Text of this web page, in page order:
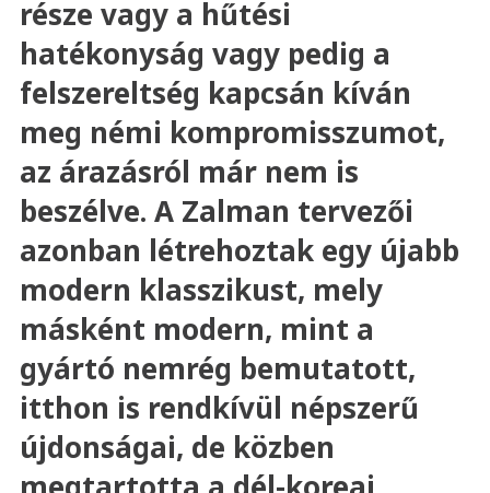
része vagy a hűtési
hatékonyság vagy pedig a
felszereltség kapcsán kíván
meg némi kompromisszumot,
az árazásról már nem is
beszélve. A Zalman tervezői
azonban létrehoztak egy újabb
modern klasszikust, mely
másként modern, mint a
gyártó nemrég bemutatott,
itthon is rendkívül népszerű
újdonságai, de közben